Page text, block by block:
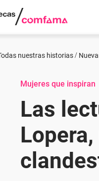
nuestras historias
Mujeres que inspiran
Las